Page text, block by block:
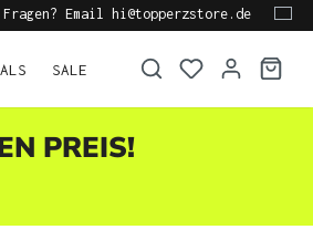
Fragen? Email hi@topperzstore.de
SALE
PREIS!